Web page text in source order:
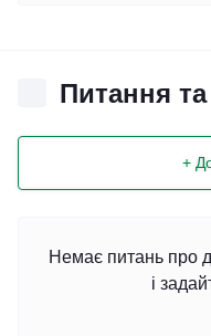
Питання та
+
Немає питань про
і